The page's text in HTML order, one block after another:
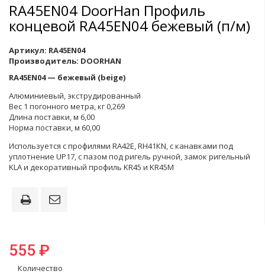
RA45EN04 DoorHan Профиль
концевой RA45EN04 бежевый (п/м)
Артикул: RA45EN04
Производитель: DOORHAN
RA45EN04 — бежевый (beige)
Алюминиевый, экструдированный
Вес 1 погонного метра, кг 0,269
Длина поставки, м 6,00
Норма поставки, м 60,00
Используется с профилями RA42E, RH41КN, с канавками под
уплотнение UP17, с пазом под ригель ручной, замок ригельный
KLA и декоративный профиль KR45 и KR45M
555 ₽
Количество